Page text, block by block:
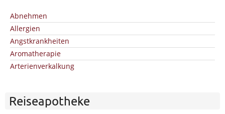
Abnehmen
Allergien
Angstkrankheiten
Aromatherapie
Arterienverkalkung
Reiseapotheke